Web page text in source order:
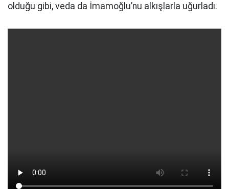
olduğu gibi, veda da İmamoğlu’nu alkışlarla uğurladı.